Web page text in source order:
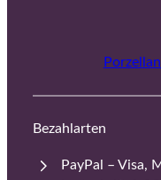
Bezahlarten
PayPal – Visa,